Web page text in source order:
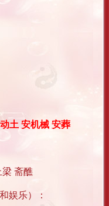
土 安机械 安葬
梁 斋醮
娱乐）：